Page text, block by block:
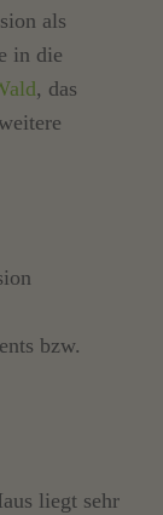
als
in die
, das
bzw.
liegt sehr